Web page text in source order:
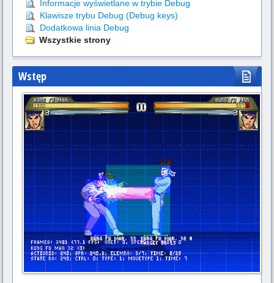
Informacje wyświetlane w trybie Debug
Klawisze trybu Debug (Debug keys)
Dodatkowa linia Debug
Wszystkie strony
Wstęp